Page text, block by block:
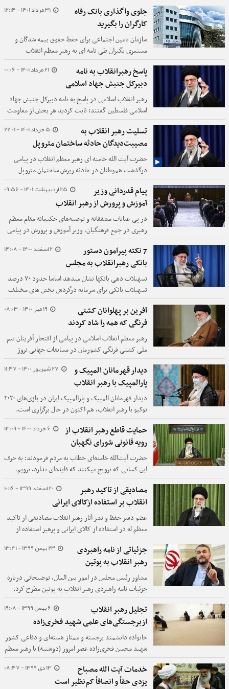
ایستاد.
31 مرداد 1401 - 12:14
جلوی واگذاری بانک رفاه
کارگران را بگیرید
سازمان تامین اجتماعی برای حفظ حقوق بیمه شدگان و
مستمری بگیران طی نامه ای به رهبر معظم انقلاب
درخواست کردند که جلوی واگذاری بانک رفاه به بخش
خصوصی را بگیرند
21 مرداد 1401 - 00:06
پاسخ رهبرانقلاب به نامه
دبیرکل جنبش جهاد اسلامی
رهبر انقلاب اسلامی در پاسخ به نامه دبیرکل جنبش جهاد
اسلامی فلسطین گفتند: ثابت کردید هر بخش از مقاومت
به‌تنهایی می‌تواند بینی دشمن را به خاک بساید.
5 خرداد 1401 - 22:01
تسلیت رهبر انقلاب به
مصیبت‌دیدگان حادثه ساختمان متروپل
حضرت آیت الله خامنه ای رهبر معظم انقلاب در پیامی
درگذشت هموطنان در حادثه ریزش ساختمان متروپل
آبادان را تسلیت گفتند.
25 اردیبهشت 1401 - 09:56
پیام قدردانی وزیر
آموزش و پرورش از رهبر انقلاب
در پی عنایات مشفقانه و توصیه‌های حکیمانه‌ مقام معظم
رهبری در جمع فرهنگیان، وزیر آموزش و پرورش در پیامی
به محضر رهبر حکیم و فرزانه انقلاب، مراتب قدردانی و
سپاس خود را اعلام کرد.
2 اسفند 1400 - 14:08
7 نکته پیرامون دستور
بانکی رهبرانقلاب به مجلس
تسهیلات دهی بانکها نشان میدهد اساسا حدود ۷۰ درصد
تسهیلات بانکی برای سرمایه درگردش بخش های مختلف
اقتصادی مصرف میشود که این نشانگر ماهیت کوتاه مدتی
نظام تسهیلات دهی در بانکهای ایران است و از طرفی
تشنگی بخش های مختلف اقتصادی است...
19 مهر 1400 - 08:03
آفرین بر پهلوانان کشتی
فرنگی که همه را شاد کردند
رهبر معظم انقلاب اسلامی در پیامی از افتخار آفرینان تیم
ملی کشتی فرنگی کشورمان در مسابقات جهانی نروژ
تشکر کرد.
27 شهریور 1400 - 11:47
دیدار قهرمانان المپیک و
پارالمپیک با رهبر انقلاب
دیدار قهرمانان المپیک و پارالمپیک ایران در بازی‌های ۲۰۲۰
توکیو با رهبر انقلاب، هم اکنون در حال برگزاری است.
6 خرداد 1400 - 13:09
حمایت قاطع رهبر انقلاب از
رویه قانونی شورای نگهبان
حضرت آیت‌الله خامنه‌ای خطاب به مردم فرمودند: به حرف
این کسانی که ترویج میکنند که فایده‌ای ندارد، نرویم،
نمی‌رویم پای صندوق رأی اعتنا نکنید. اینها دلسوز مردم
نیستند. کسی که دلسوز مردم است مردم را از رفتن پای
صندوق منع نمیکند.
20 اسفند 1399 - 10:16
مصادیقی از تاکید رهبر
انقلاب بر استفاده ازکالای ایرانی
عضو دفتر حفظ و نشر آثار رهبر انقلاب مصادیقی از تاکید
معظم له در استفاده از کالای ایرانی و پرهیز استفاده از
جنس خارجی را اعلام کردند.
23 بهمن 1399 - 13:41
جزئیاتی از نامه راهبردی
رهبر انقلاب به پوتین
مشاور رئیس مجلس در امور بین الملل، توضیحاتی درباره
جزئیات نامه راهبردی رهبر انقلاب به پوتین مطرح کرد.
6 بهمن 1399 - 19:08
تجلیل رهبر انقلاب
ازبرجستگی‌های علمی شهید فخری‌زاده
خانواده دانشمند برجسته و ممتاز هسته‌ای و دفاعی کشور
شهید محسن فخری‌زاده عصر امروز (دوشنبه) با رهبر معظم
انقلاب اسلامی دیدار کردند.
13 دی 1399 - 08:47
خدمات آیت الله مصباح
یزدی حقاً و انصافاً کم‌نظیر است